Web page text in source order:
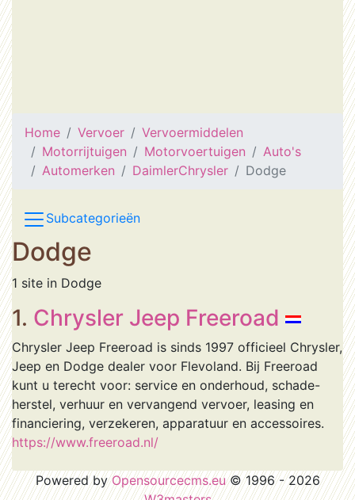
Home Vervoer
Vervoermiddelen
Motorrijtuigen
Motorvoertuigen
Auto's
Automerken
DaimlerChrysler Dodge
Subcategorieën
Dodge
1 site in Dodge
1. Chrysler Jeep Freeroad
Chrysler Jeep Freeroad is sinds 1997 officieel Chrysler,
Jeep en Dodge dealer voor Flevoland. Bij Freeroad
kunt u terecht voor: service en onderhoud, schade-
herstel, verhuur en vervangend vervoer, leasing en
financiering, verzekeren, apparatuur en accessoires.
https://www.freeroad.nl/
Powered byOpensourcecms.eu© 1996 - 2026